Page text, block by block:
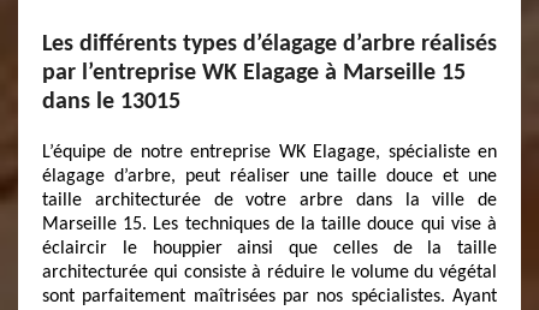
Les différents types d’élagage d’arbre réalisés
par l’entreprise WK Elagage à Marseille 15
dans le 13015
L’équipe de notre entreprise WK Elagage, spécialiste en
élagage d’arbre, peut réaliser une taille douce et une
taille architecturée de votre arbre dans la ville de
Marseille 15. Les techniques de la taille douce qui vise à
éclaircir le houppier ainsi que celles de la taille
architecturée qui consiste à réduire le volume du végétal
sont parfaitement maîtrisées par nos spécialistes. Ayant